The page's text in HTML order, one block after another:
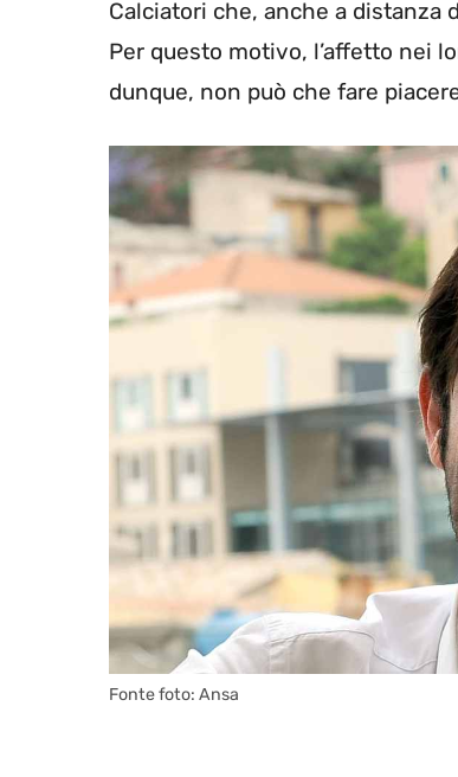
Calciatori che, anche a distanza
Per questo motivo, l’affetto nei
dunque, non può che fare
Fonte foto: Ansa